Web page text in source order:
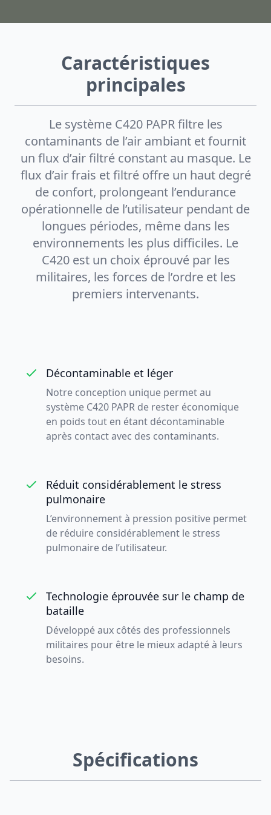
Caractéristiques
principales
Le système C420 PAPR filtre les
contaminants de l’air ambiant et fournit
un flux d’air filtré constant au masque. Le
flux d’air frais et filtré offre un haut degré
de confort, prolongeant l’endurance
opérationnelle de l’utilisateur pendant de
longues périodes, même dans les
environnements les plus difficiles. Le
C420 est un choix éprouvé par les
militaires, les forces de l’ordre et les
premiers intervenants.
Décontaminable et léger
Notre conception unique permet au
système C420 PAPR de rester économique
en poids tout en étant décontaminable
après contact avec des contaminants.
Réduit considérablement le stress
pulmonaire
L’environnement à pression positive permet
de réduire considérablement le stress
pulmonaire de l’utilisateur.
Technologie éprouvée sur le champ de
bataille
Développé aux côtés des professionnels
militaires pour être le mieux adapté à leurs
besoins.
Spécifications